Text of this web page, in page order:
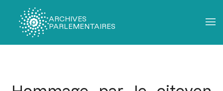
ARCHIVES
PARLEMENTAIRES